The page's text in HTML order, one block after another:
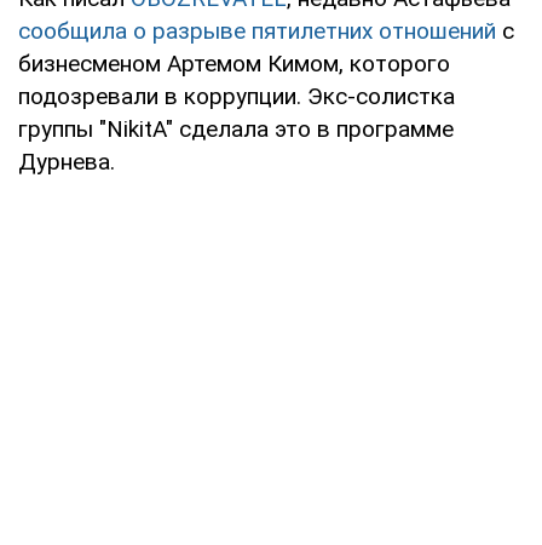
сообщила о разрыве пятилетних отношений с
бизнесменом Артемом Кимом, которого
подозревали в коррупции. Экс-солистка
группы "NikitA" сделала это в программе
Дурнева.